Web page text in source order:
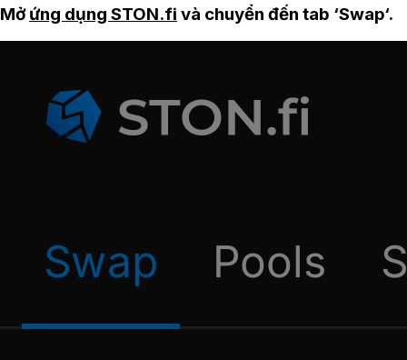
Mởứng dụng STON.fi và chuyển đến tab ‘Swap‘.